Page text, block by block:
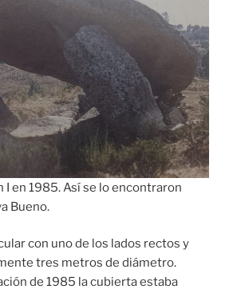
I en 1985. Así se lo encontraron
Bueno.
con uno de los lados rectos y
tres metros de diámetro.
de 1985 la cubierta estaba